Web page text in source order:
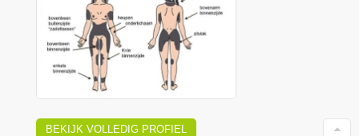
BEKIJK VOLLEDIG PROFIEL